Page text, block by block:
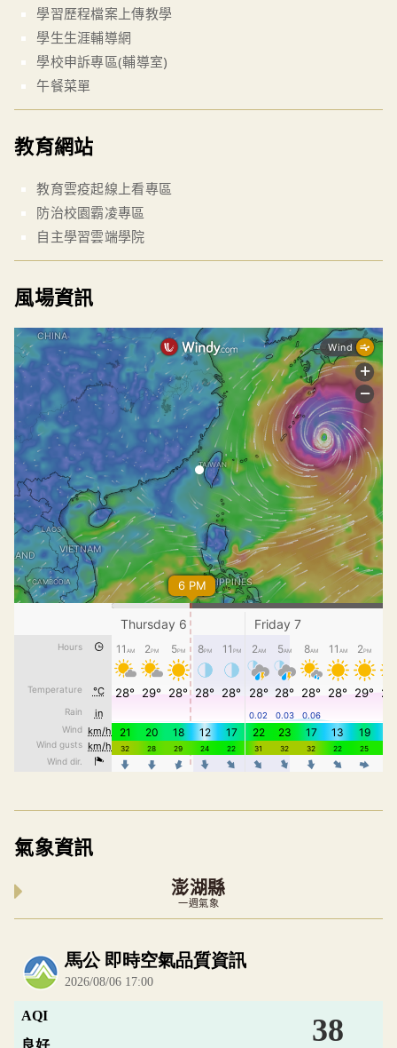
學習歷程檔案上傳教學
學生生涯輔導網
學校申訴專區(輔導室)
午餐菜單
教育網站
教育雲疫起線上看專區
防治校園霸凌專區
自主學習雲端學院
風場資訊
氣象資訊
澎湖縣
一週氣象
內嵌空氣品質小工具為視覺預覽，完整即時空